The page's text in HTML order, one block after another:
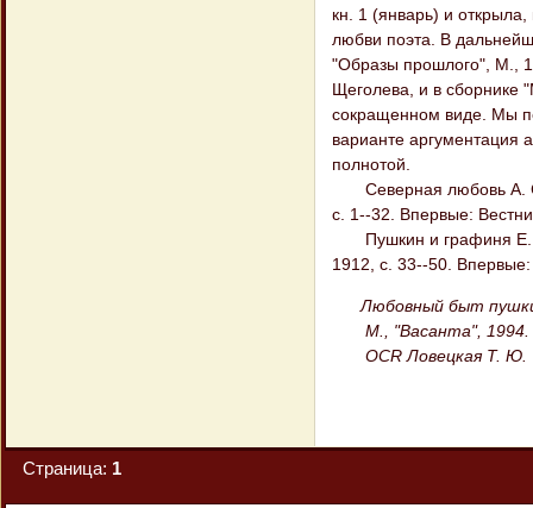
кн. 1 (январь) и
любви поэта. В
"Образы прошлого", М.,
Щеголева, и в сборнике
сокращенном виде. Мы
варианте аргументация
полнотой.
Северная любовь А.
с. 1--32. Впервые:
Пушкин и графиня Е.
1912, с. 33--50.
Любовный быт
М., "Васанта", 1994.
OCR Ловецкая Т. Ю.
Страница: 1